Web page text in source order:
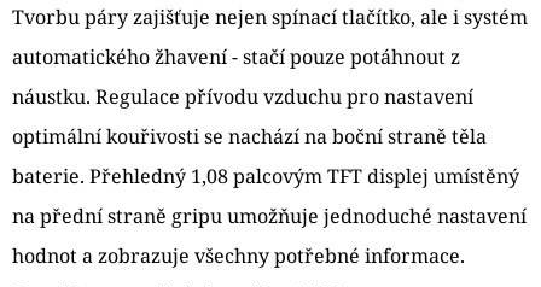
Tvorbu páry zajišťuje nejen spínací tlačítko, ale i systém
automatického žhavení - stačí pouze potáhnout z
náustku. Regulace přívodu vzduchu pro nastavení
optimální kouřivosti se nachází na boční straně těla
baterie. Přehledný 1,08 palcovým TFT displej umístěný
na přední straně gripu umožňuje jednoduché nastavení
hodnot a zobrazuje všechny potřebné informace.
CARTRIDGE
2ML
119
Kč
Původně:
129
Kč